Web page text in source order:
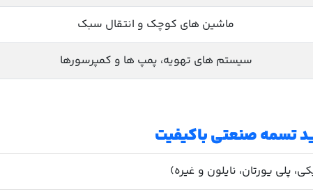
ماشین های کوچک و انتقال سبک
سیستم های تهویه، پمپ ها و کمپرسورها
تسمه صنعتی باکیفیت
پلی یورتان، نایلون و غیره)